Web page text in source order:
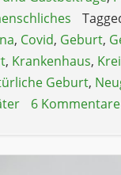
, Covid, Geburt,
, Krankenhaus,
Geburt,
6 Kommentare